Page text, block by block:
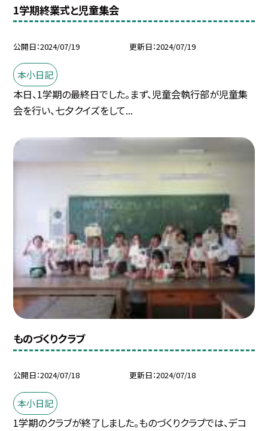
1学期終業式と児童集会
公開日 2024/07/19 更新日 2024/07/19
本小日記
本日、1学期の最終日でした。まず、児童会執行部が児童集
会を行い、七夕クイズをして...
ものづくりクラブ
公開日 2024/07/18 更新日 2024/07/18
本小日記
1学期のクラブが終了しました。ものづくりクラブでは、デコ